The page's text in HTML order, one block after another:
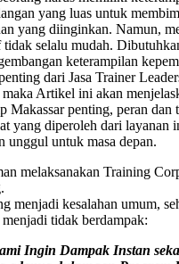
yang luas untuk
yang diinginkan. Namun,
selalu mudah.
keterampilan
dari Jasa Trainer
Artikel ini akan
Makassar penting, peran dan
yang diperoleh dari layanan
unggul untuk masa depan.
melaksanakan Training
menjadi kesalahan umum,
tidak berdampak:
Ingin Dampak Instan